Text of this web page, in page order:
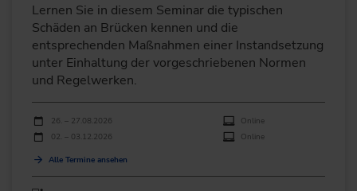
Lernen Sie in diesem Seminar die typischen
Schäden an Brücken kennen und die
entsprechenden Maßnahmen einer Instandsetzung
unter Einhaltung der vorgeschriebenen Normen
und Regelwerken.
Durchführungen
Veranstaltungsdatum
26. – 27.08.2026
Online
02. – 03.12.2026
Online
Alle Termine ansehen